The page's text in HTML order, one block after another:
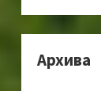
Архива